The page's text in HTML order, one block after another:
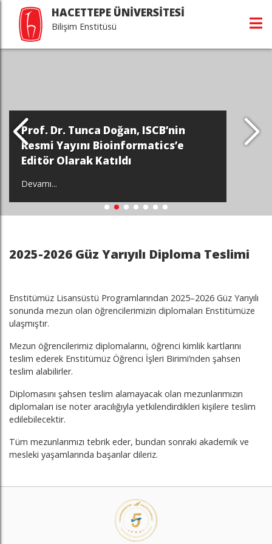
HACETTEPE ÜNİVERSİTESİ
Bilişim Enstitüsü
Doğan, ISCB’nin
Bioinformatics’e
Projesi
Tarafından
2025-2026 Güz Yarıyılı Diploma Teslimi
Enstitümüz Lisansüstü Programlarından 2025–2026 Güz Yarıyılı
sonunda mezun olan öğrencilerimizin diplomaları Enstitümüze
ulaşmıştır.
Mezun öğrencilerimiz diplomalarını, öğrenci kimlik kartlarını
teslim ederek Enstitümüz Öğrenci İşleri Birimi’nden şahsen
teslim alabilirler.
Diplomasını şahsen teslim alamayacak olan mezunlarımızın
diplomaları ise noter aracılığıyla yetkilendirdikleri kişilere teslim
edilebilecektir.
Tüm mezunlarımızı tebrik eder, bundan sonraki akademik ve
mesleki yaşamlarında başarılar dileriz.